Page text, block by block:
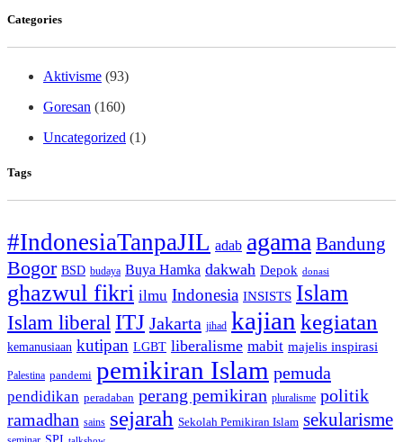
Categories
Aktivisme (93)
Goresan (160)
Uncategorized (1)
Tags
#IndonesiaTanpaJIL adab agama Bandung
Bogor BSD budaya Buya Hamka dakwah Depok donasi
ghazwul fikri ilmu Indonesia INSISTS Islam
Islam liberal ITJ Jakarta jihad kajian kegiatan
kemanusiaan kutipan LGBT liberalisme mabit majelis inspirasi
Palestina pandemi pemikiran Islam pemuda
pendidikan peradaban perang pemikiran pluralisme politik
ramadhan sains sejarah Sekolah Pemikiran Islam sekularisme
SPI